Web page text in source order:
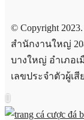
© Copyright
สำนักงานใหญ่
บางใหญ่ อำเภอเ
เลขประจำตัวผู้เสี